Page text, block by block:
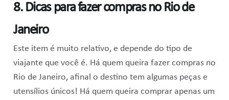
8. Dicas para fazer compras no Rio de
Janeiro
Este item é muito relativo, e depende do tipo de
viajante que você é. Há quem queira fazer compras no
Rio de Janeiro, afinal o destino tem algumas peças e
utensílios únicos! Há quem queira comprar apenas um